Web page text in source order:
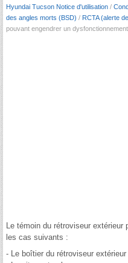
Hyundai Tucson Notice d'utilisation /
des angles morts (BSD) / RCTA (alerte
pouvant engendrer un dysfonctionnement
Le témoin du rétroviseur extérieur
les cas suivants :
- Le boîtier du rétroviseur